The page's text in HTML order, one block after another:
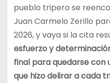
pueblo tripero se
Juan Carmelo Zerillo
2026, y vaya si la cita
esfuerzo y
final para quedarse con
que hizo delirar a cada